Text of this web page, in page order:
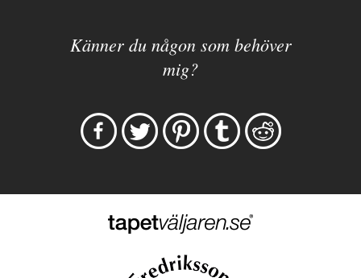
Känner du någon som behöver
mig?